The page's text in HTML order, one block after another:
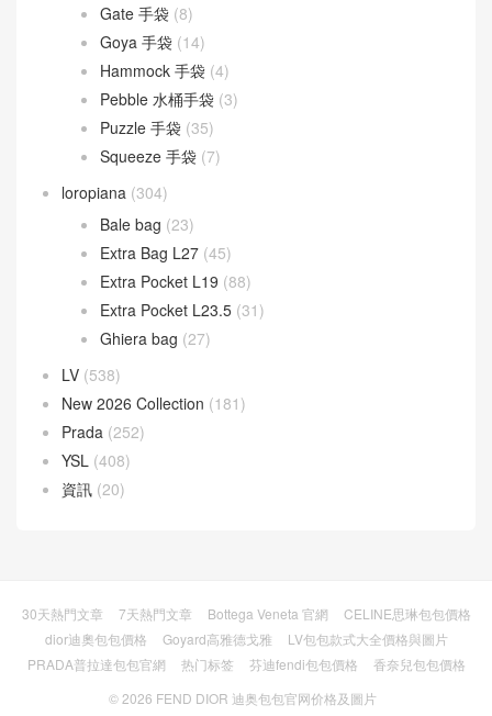
Gate 手袋 (8)
Goya 手袋 (14)
Hammock 手袋 (4)
Pebble 水桶手袋 (3)
Puzzle 手袋 (35)
Squeeze 手袋 (7)
loropiana (304)
Bale bag (23)
Extra Bag L27 (45)
Extra Pocket L19 (88)
Extra Pocket L23.5 (31)
Ghiera bag (27)
LV (538)
New 2026 Collection (181)
Prada (252)
YSL (408)
資訊 (20)
30天熱門文章 7天熱門文章 Bottega Veneta 官網
CELINE思琳包包價格
dior迪奧包包價格
Goyard高雅德戈雅
LV包包款式大全價格與圖片
PRADA普拉達包包官網
热门标签 芬迪fendi包包價格
香奈兒包包價格
© 2026 FEND DIOR 迪奥包包官网价格及圖片